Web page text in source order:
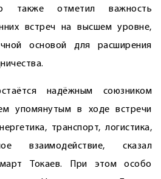
также отметил важность
встреч на высшем уровне,
основой для расширения
надёжным союзником
упомянутым в ходе встречи
транспорт, логистика,
взаимодействие, сказал
Токаев. При этом особо